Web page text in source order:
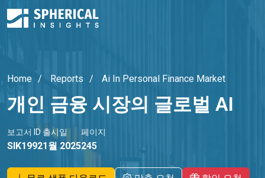
Home Reports Ai In Personal Finance Market
개인 금융 시장의 글로벌 AI
보고서 ID
SIK1992
출시일
1월 2025
페이지
245